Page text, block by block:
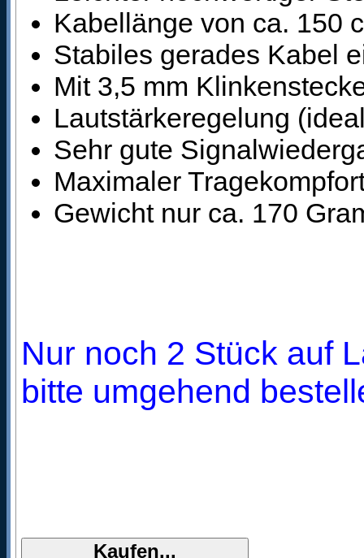
Kabellänge von ca. 150
Stabiles gerades Kabel
Mit 3,5 mm
Lautstärkeregelung
Sehr gute
Maximaler
Gewicht nur ca. 170
Nur noch 2 Stück auf
bitte umgehend